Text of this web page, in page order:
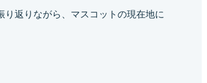
返りながら、マスコットの現在地に